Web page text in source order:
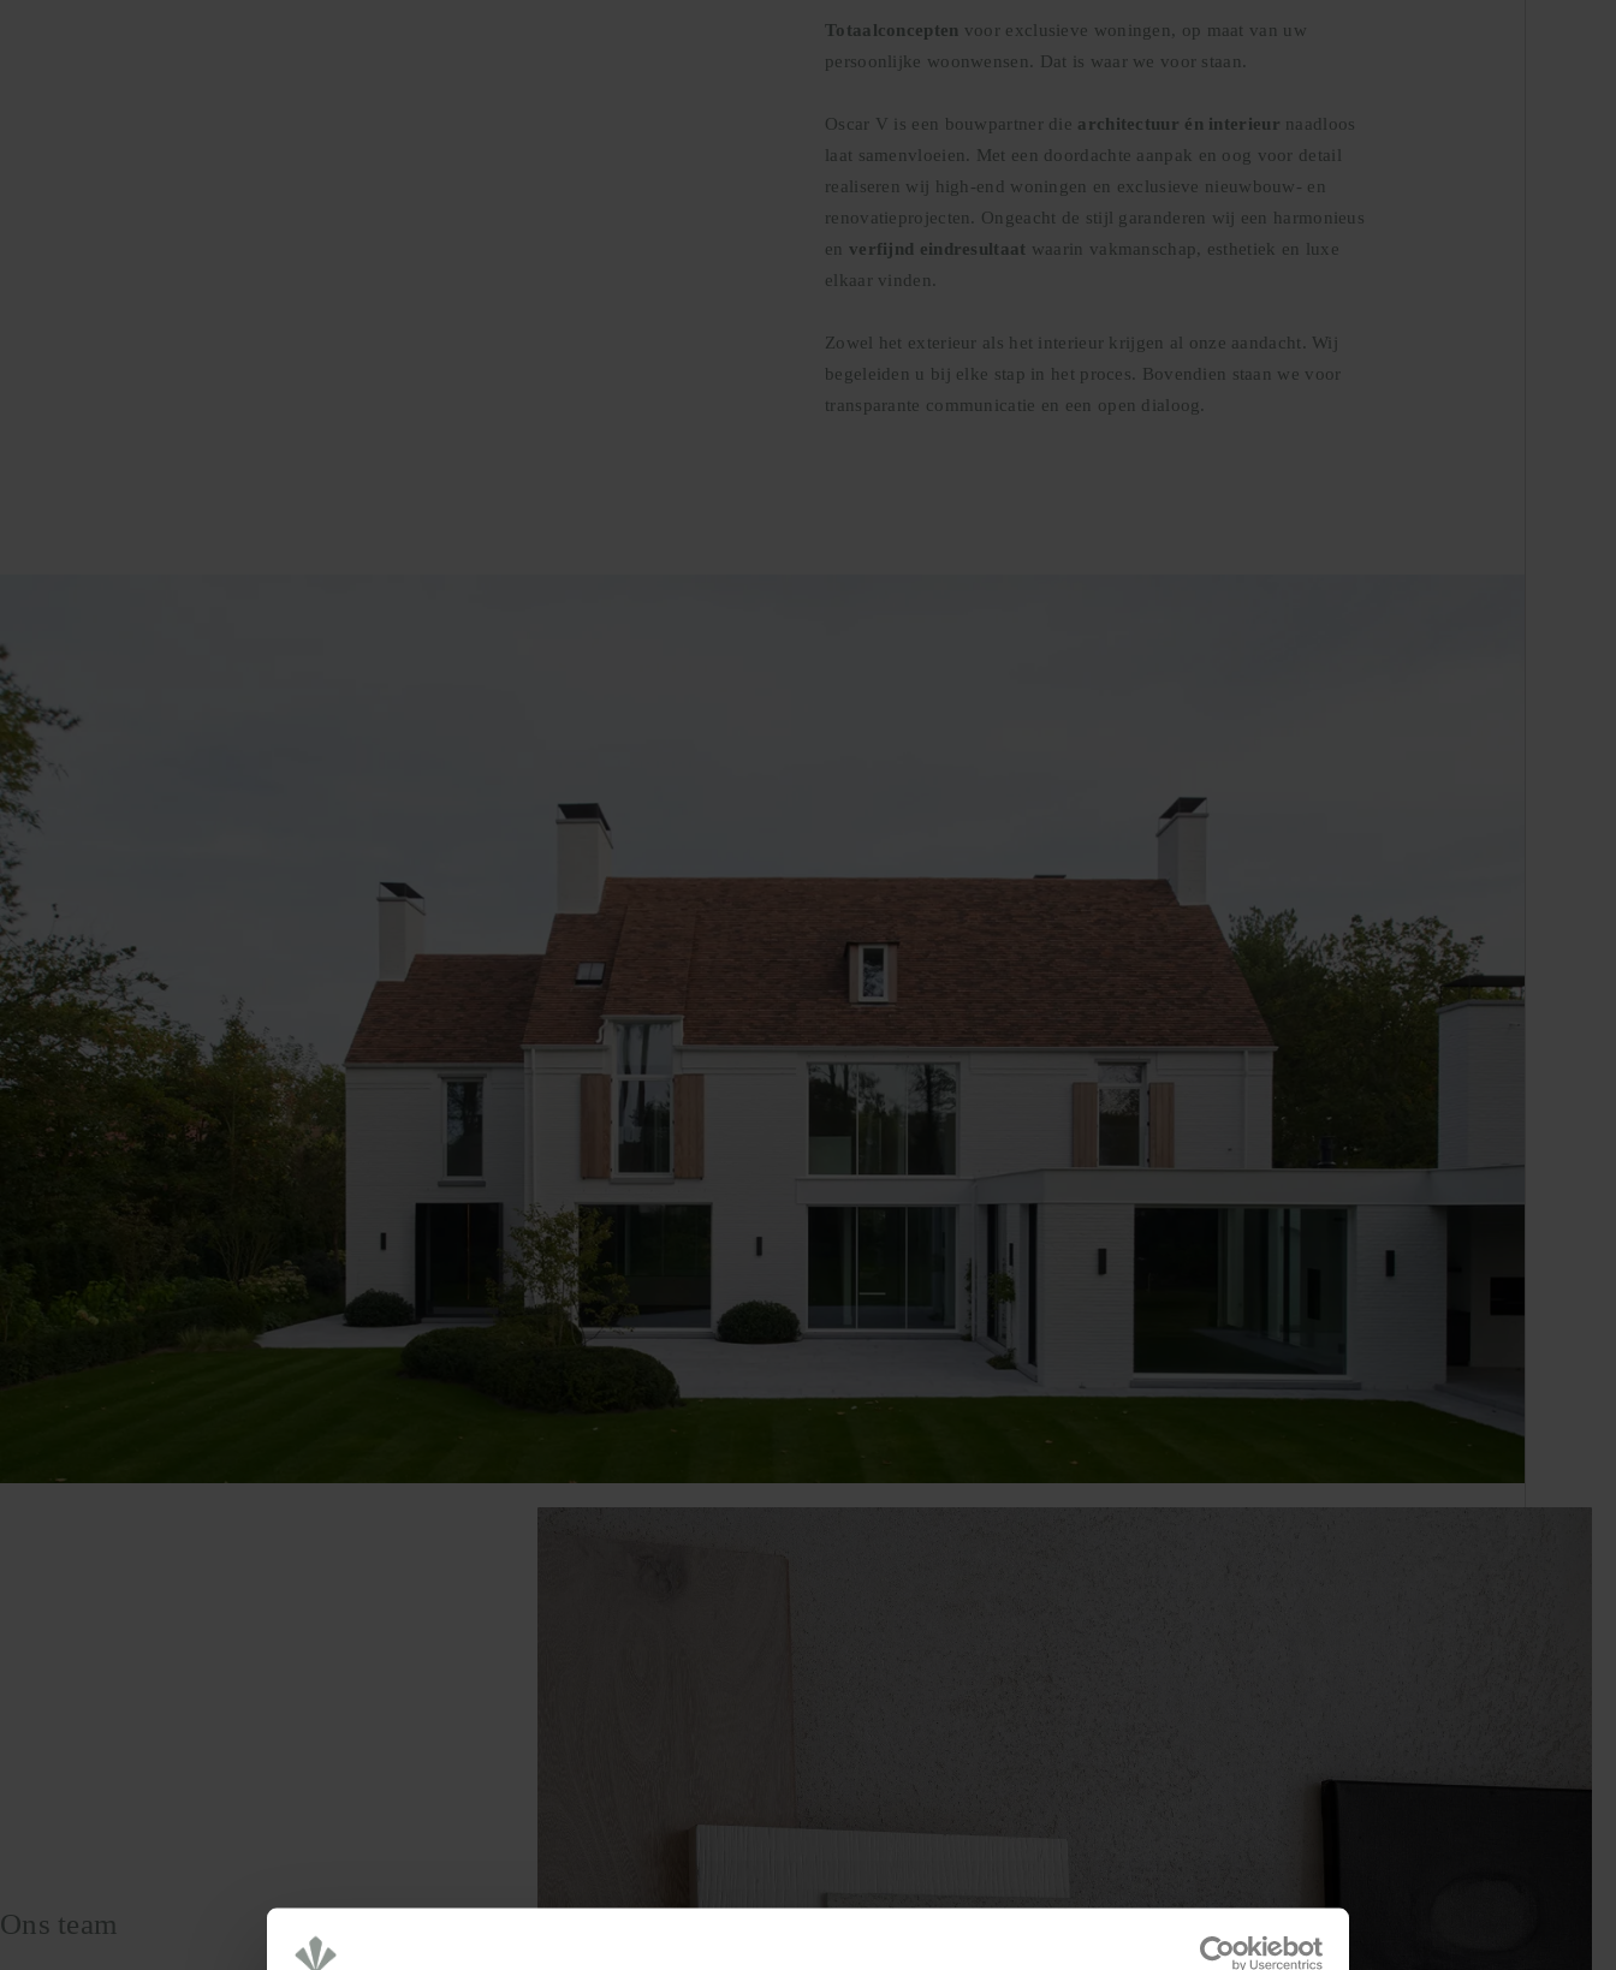
Renovatie
Totaalconcepten voor exclusieve woningen, op maat van uw
persoonlijke woonwensen. Dat is waar we voor staan.
Oscar V is een bouwpartner die architectuur én interieur naadloos
laat samenvloeien. Met een doordachte aanpak en oog voor detail
realiseren wij high-end woningen en exclusieve nieuwbouw- en
renovatieprojecten. Ongeacht de stijl garanderen wij een harmonieus
en verfijnd eindresultaat waarin vakmanschap, esthetiek en luxe
elkaar vinden.
Zowel het exterieur als het interieur krijgen al onze aandacht. Wij
begeleiden u bij elke stap in het proces. Bovendien staan we voor
transparante communicatie en een open dialoog.
Ons team